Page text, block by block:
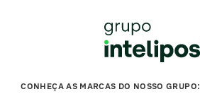
CONHEÇA AS MARCAS DO NOSSO GRUPO: